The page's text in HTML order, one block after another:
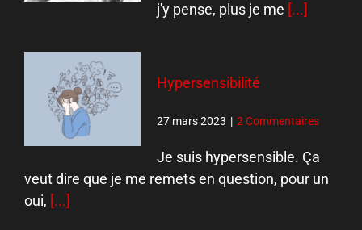
j'y pense, plus je me [...]
Hypersensibilité
27 mars 2023 | 2 Commentaires
Je suis hypersensible. Ça
veut dire que je me remets en question, pour un
oui, [...]